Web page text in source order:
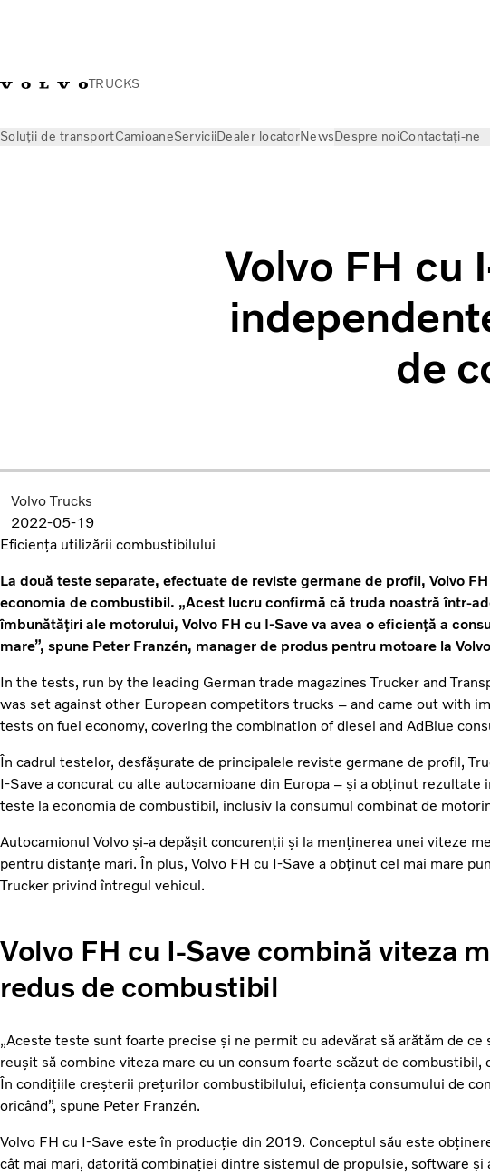
TRUCKS
Soluții de transportCamioaneServiciiDealer locatorNewsDespre noiContactați-ne
Volvo FH cu
de
Volvo Trucks
2022-05-19
Eficiența utilizării combustibilului
La două teste separate, efectuate de reviste germane de profil, Volvo
economia de combustibil. „Acest lucru confirmă că truda noastră într-
îmbunătățiri ale motorului, Volvo FH cu I-Save va avea o eficiență a
mare”, spune Peter Franzén, manager de produs pentru motoare la
In the tests, run by the leading German trade magazines Trucker and
was set against other European competitors trucks – and came out with
tests on fuel economy, covering the combination of diesel and AdBlue
În cadrul testelor, desfășurate de principalele reviste germane de profil,
I-Save a concurat cu alte autocamioane din Europa – și a obținut rezultate
teste la economia de combustibil, inclusiv la consumul combinat de
Autocamionul Volvo și-a depășit concurenții și la menținerea unei viteze
pentru distanțe mari. În plus, Volvo FH cu I-Save a obținut cel mai mare
Trucker privind întregul vehicul.
Volvo FH cu I-Save combină viteza
redus de combustibil
„Aceste teste sunt foarte precise și ne permit cu adevărat să arătăm de
reușit să combine viteza mare cu un consum foarte scăzut de combustibil,
În condițiile creșterii prețurilor combustibilului, eficiența consumului de
oricând”, spune Peter Franzén.
Volvo FH cu I-Save este în producție din 2019. Conceptul său este
cât mai mari, datorită combinației dintre sistemul de propulsie, software și